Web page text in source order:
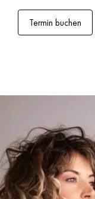
Termin buchen